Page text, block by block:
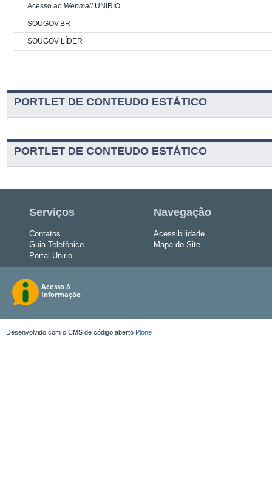
Acesso ao Webmail UNIRIO
SOUGOV.BR
SOUGOV LÍDER
PORTLET DE CONTEUDO ESTÁTICO
PORTLET DE CONTEUDO ESTÁTICO
Serviços
Contatos
Guia Telefônico
Portal Unirio
Navegação
Acessibilidade
Mapa do Site
Desenvolvido com o CMS de código aberto Plone